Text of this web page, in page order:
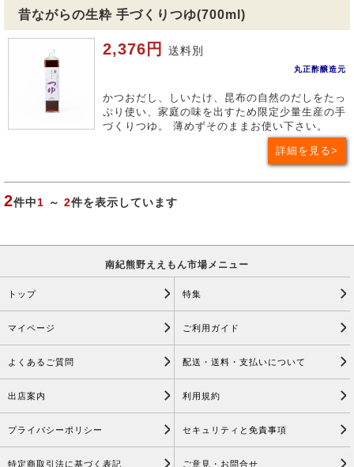
昔ながらの生粋 手づくりつゆ(700ml)
2,376円 送料別
丸正酢醸造元
かつおだし、しいたけ、昆布の自然のだしをたっ
ぷり使い、家庭の味を出すため限定少量生産の手
づくりつゆ。 薄めずそのままお使い下さい。
詳細を見る
2件中1 ～ 2件を表示しています
南紀熊野ええもん市場メニュー
トップ 特集
マイページ ご利用ガイド
よくあるご質問 配送・送料・支払いについて
出店案内 利用規約
プライバシーポリシー セキュリティと免責事項
特定商取引法に基づく表記 ご意見・お問合せ